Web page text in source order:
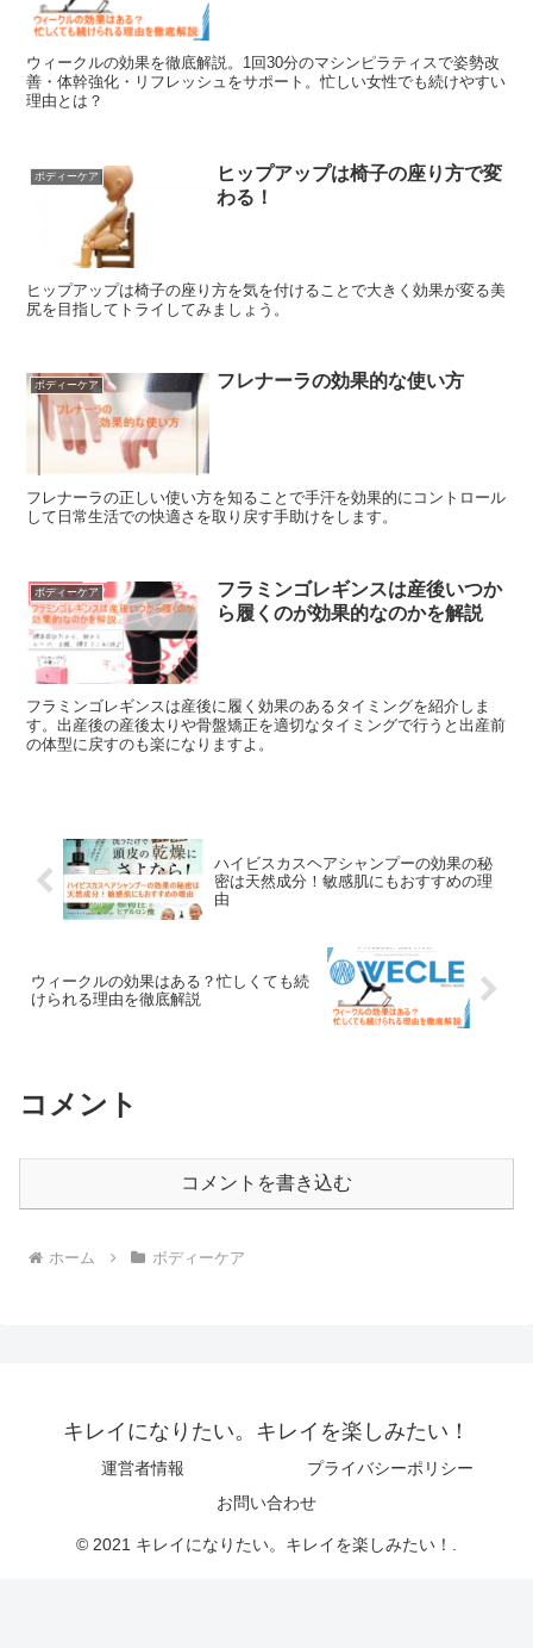
ウィークルの効果を徹底解説。1回30分のマシンピラティスで姿勢改
善・体幹強化・リフレッシュをサポート。忙しい女性でも続けやすい
理由とは？
ボディーケア
ヒップアップは椅子の座り方で変
わる！
ヒップアップは椅子の座り方を気を付けることで大きく効果が変る美
尻を目指してトライしてみましょう。
ボディーケア フレナーラの効果的な使い方
フレナーラの正しい使い方を知ることで手汗を効果的にコントロール
して日常生活での快適さを取り戻す手助けをします。
ボディーケア
フラミンゴレギンスは産後いつか
ら履くのが効果的なのかを解説
フラミンゴレギンスは産後に履く効果のあるタイミングを紹介しま
す。出産後の産後太りや骨盤矯正を適切なタイミングで行うと出産前
の体型に戻すのも楽になりますよ。
ハイビスカスヘアシャンプーの効果の秘
密は天然成分！敏感肌にもおすすめの理
由
ウィークルの効果はある？忙しくても続
けられる理由を徹底解説
コメント
コメントを書き込む
ホーム ボディーケア
キレイになりたい。キレイを楽しみたい！
運営者情報
プライバシーポリシー
お問い合わせ
© 2021 キレイになりたい。キレイを楽しみたい！.